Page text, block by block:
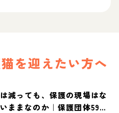
を迎えたい方へ
減っても、保護の現場はな
ままなのか｜保護団体59団